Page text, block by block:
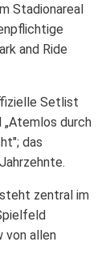
Stadionareal
and Ride
Setlist
durch
das
zentral im
von allen